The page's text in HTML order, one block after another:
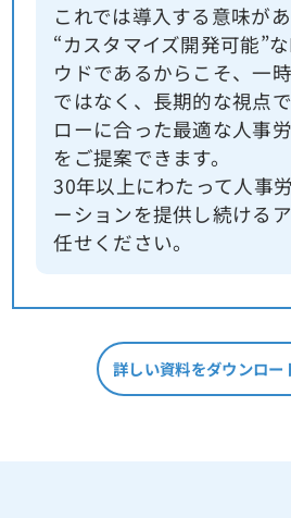
これでは導入する意味があ
“カスタマイズ開発可能”
ウドであるからこそ、一
ではなく、長期的な視点
ローに合った最適な人事
をご提案できます。
30年以上にわたって人事
ーションを提供し続ける
任せください。
詳しい資料をダウンロー